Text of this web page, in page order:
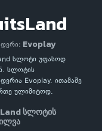
Evoplay
სლოტი უფასოდ
სლოტის
Evoplay. ითამაშე
ულიმიტოდ.
სლოტის